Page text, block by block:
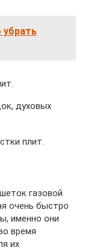
духовых
плит.
газовой
очень быстро
именно они
время
их